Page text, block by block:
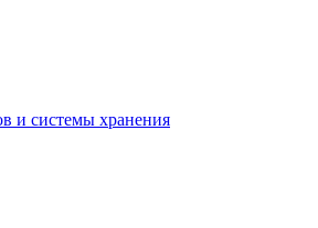
и системы хранения